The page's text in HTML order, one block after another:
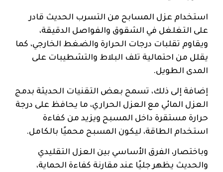
استخدام عزل المسابح من التسرب الحديث قادر
على التغلغل في الشقوق والفواصل الدقيقة،
ويقاوم تقلبات درجات الحرارة والضغط الخارجي، كما
يقلل من احتمالية تلف البلاط والتشطيبات على
المدى الطويل.
إضافة إلى ذلك، تسمح بعض التقنيات الحديثة بدمج
العزل المائي مع العزل الحراري، ما يحافظ على درجة
حرارة مستقرة داخل المسبح ويزيد من كفاءة
استخدام الطاقة، ليكون المسبح محميًا بالكامل.
وباختصار، الفرق الأساسي بين العزل التقليدي
والحديث يظهر جليًا عند مقارنة كفاءة الحماية،